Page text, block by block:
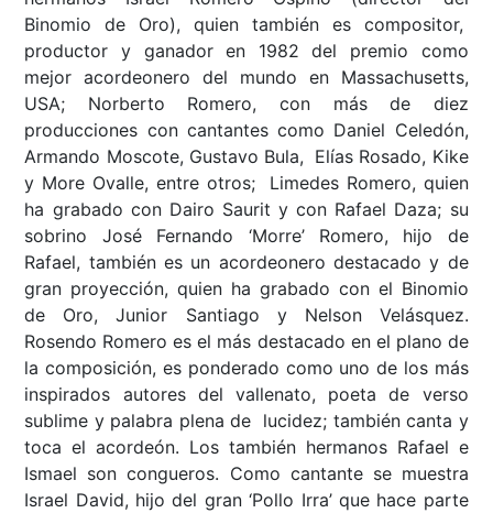
Binomio de Oro), quien también es compositor,
productor y ganador en 1982 del premio como
mejor acordeonero del mundo en Massachusetts,
USA; Norberto Romero, con más de diez
producciones con cantantes como Daniel Celedón,
Armando Moscote, Gustavo Bula, Elías Rosado, Kike
y More Ovalle, entre otros; Limedes Romero, quien
ha grabado con Dairo Saurit y con Rafael Daza; su
sobrino José Fernando ‘Morre’ Romero, hijo de
Rafael, también es un acordeonero destacado y de
gran proyección, quien ha grabado con el Binomio
de Oro, Junior Santiago y Nelson Velásquez.
Rosendo Romero es el más destacado en el plano de
la composición, es ponderado como uno de los más
inspirados autores del vallenato, poeta de verso
sublime y palabra plena de lucidez; también canta y
toca el acordeón. Los también hermanos Rafael e
Ismael son congueros. Como cantante se muestra
Israel David, hijo del gran ‘Pollo Irra’ que hace parte